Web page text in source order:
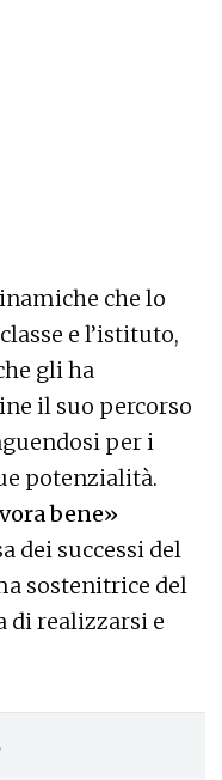
che lo
e l’istituto,
gli ha
il suo percorso
per i
potenzialità.
bene»
dei successi del
sostenitrice del
di realizzarsi e